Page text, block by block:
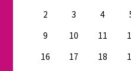
2
3 4
9
10 11
16
17 18